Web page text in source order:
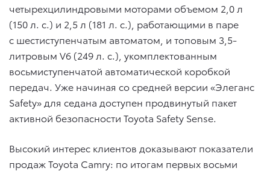
четырехцилиндровыми моторами объемом 2,0 л
(150 л. с.) и 2,5 л (181 л. с.), работающими в паре
с шестиступенчатым автоматом, и топовым 3,5-
литровым V6 (249 л. с.), укомплектованным
восьмиступенчатой автоматической коробкой
передач. Уже начиная со средней версии «Элеганс
Safety» для седана доступен продвинутый пакет
активной безопасности Toyota Safety Sense.
Высокий интерес клиентов доказывают показатели
продаж Toyota Camry: по итогам первых восьми